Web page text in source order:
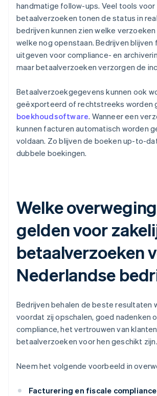
handmatige follow-ups. Veel tools voor
betaalverzoeken tonen de status in
bedrijven kunnen zien welke
welke nog openstaan. Bedrijven blijven
uitgeven voor compliance- en
maar betaalverzoeken verzorgen de
Betaalverzoekgegevens kunnen ook
geëxporteerd of rechtstreeks worden
boekhoudsoftware. Wanneer een
kunnen facturen automatisch worden
voldaan. Zo blijven de boeken up-to-
dubbele boekingen.
Welke
gelden voor
betaalverzoeken
Nederlandse
Bedrijven behalen de beste resultaten
voordat zij opschalen, goed nadenken
compliance, het vertrouwen van
betaalverzoeken voor hen geschikt zijn.
Neem het volgende voorbeeld in
Facturering en fiscale